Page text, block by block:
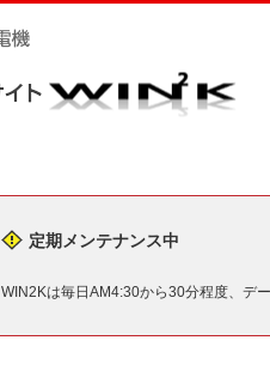
定期メンテナンス中
WIN2Kは毎日AM4:30から30分程度、デ